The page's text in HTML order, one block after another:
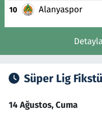
10 Alanyaspor
Süper Lig
14 Ağustos, Cuma